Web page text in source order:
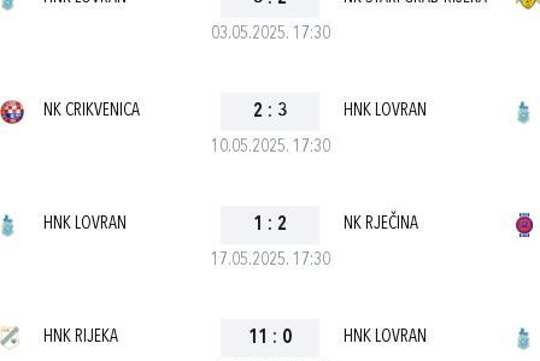
03.05.2025. 17:30
10.05.2025. 17:30
NK CRIKVENICA 2 : 3 HNK LOVRAN
17.05.2025. 17:30
HNK LOVRAN 1 : 2 NK RJEČINA
HNK RIJEKA 11 : 0 HNK LOVRAN